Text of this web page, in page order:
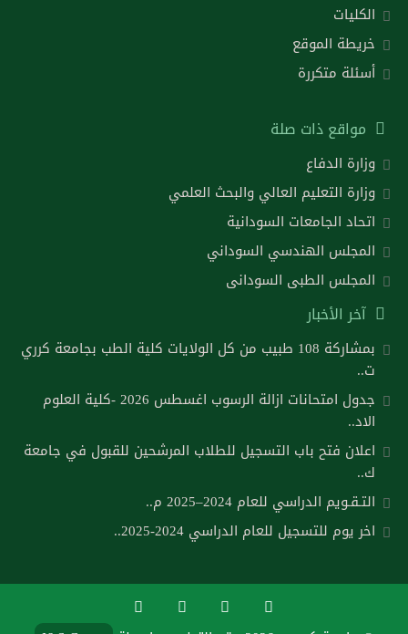
الكليات
خريطة الموقع
أسئلة متكررة
مواقع ذات صلة
وزارة الدفاع
وزارة التعليم العالي والبحث العلمي
اتحاد الجامعات السودانية
المجلس الهندسي السوداني
المجلس الطبى السودانى
آخر الأخبار
بمشاركة 108 طبيب من كل الولايات كلية الطب بجامعة كرري
ت..
جدول امتحانات ازالة الرسوب اغسطس 2026 -كلية العلوم
الاد..
اعلان فتح باب التسجيل للطلاب المرشحين للقبول في جامعة
ك..
التـقـويم الدراسي للعام 2024–2025 م..
اخر يوم للتسجيل للعام الدراسي 2024-2025..